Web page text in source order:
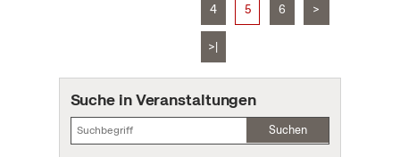
4 5 6 >
>|
Suche in Veranstaltungen
Suchen